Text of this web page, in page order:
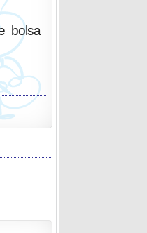
bolsa